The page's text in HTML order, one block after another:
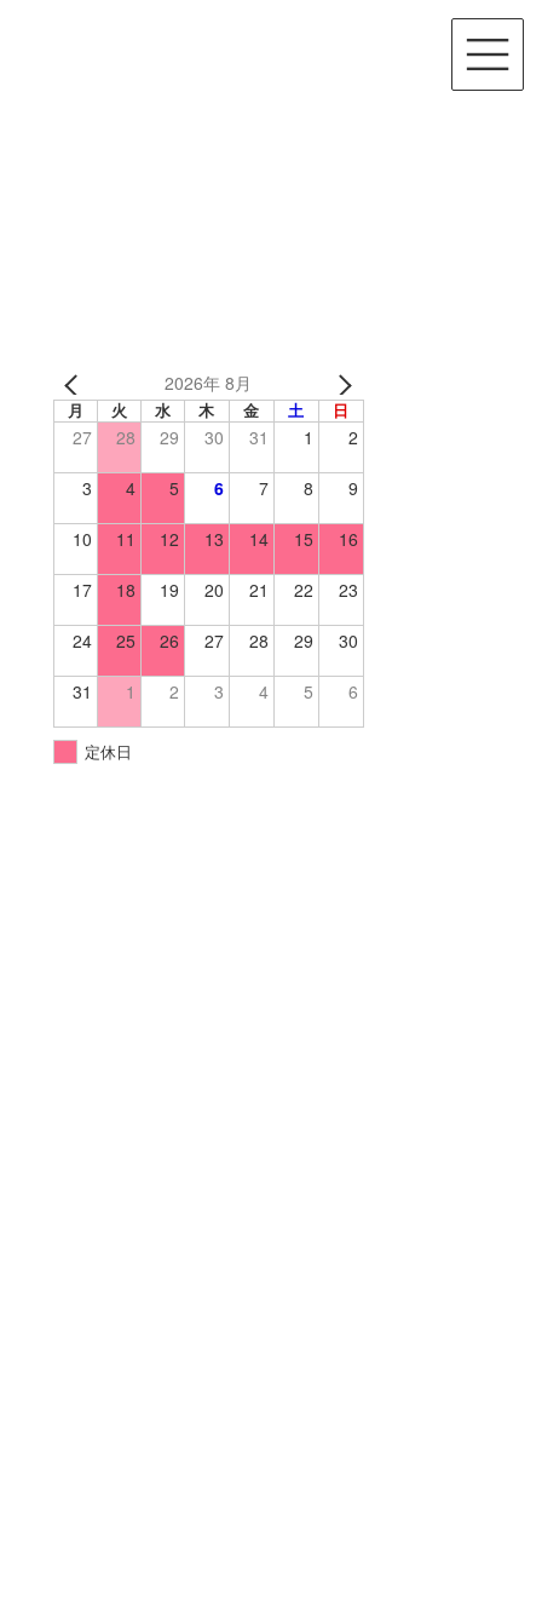
2026年 8月
月 火 水 木 金 土 日
27 28 29 30 31 1 2
3 4 5 6 7 8 9
10 11 12 13 14 15 16
17 18 19 20 21 22 23
24 25 26 27 28 29 30
31 1 2 3 4 5 6
定休日